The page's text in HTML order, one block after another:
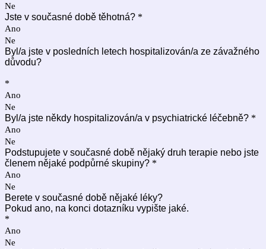
Ne
Jste v současné době těhotná? *
Ano
Ne
Byl/a jste v posledních letech hospitalizován/a ze závažného
důvodu?
*
Ano
Ne
Byl/a jste někdy hospitalizován/a v psychiatrické léčebně? *
Ano
Ne
Podstupujete v současné době nějaký druh terapie nebo jste
členem nějaké podpůrné skupiny? *
Ano
Ne
Berete v současné době nějaké léky?
Pokud ano, na konci dotazníku vypište jaké.
*
Ano
Ne